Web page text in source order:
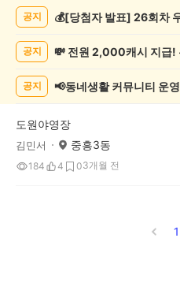
행/
목
공지
공지
공지 📢동네생활 커뮤니티 운
도원야영장
김민서 중흥3동
184 4 03개월 전
1